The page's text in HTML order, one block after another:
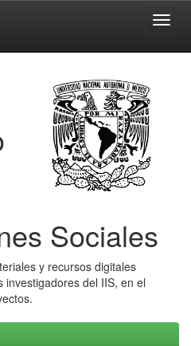
Sociales
y recursos digitales
del IIS, en el